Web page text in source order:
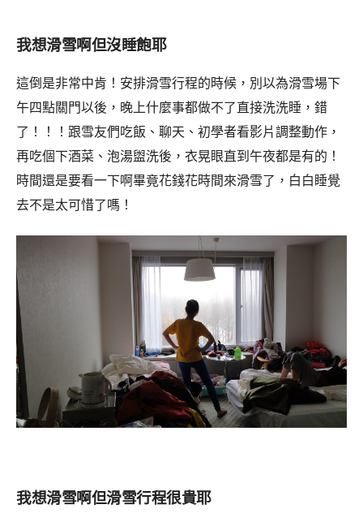
我想滑雪啊但沒睡飽耶
這倒是非常中肯！安排滑雪行程的時候，別以為滑雪場下
午四點關門以後，晚上什麼事都做不了直接洗洗睡，錯
了！！！跟雪友們吃飯、聊天、初學者看影片調整動作，
再吃個下酒菜、泡湯盥洗後，衣晃眼直到午夜都是有的！
時間還是要看一下啊畢竟花錢花時間來滑雪了，白白睡覺
去不是太可惜了嗎！
我想滑雪啊但滑雪行程很貴耶